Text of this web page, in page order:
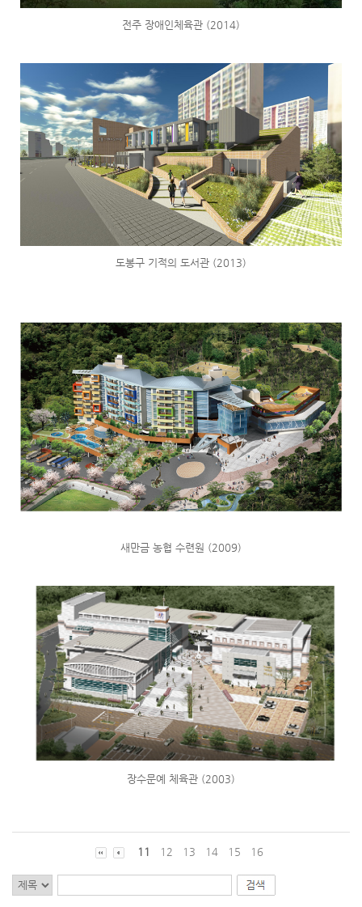
전주 장애인체육관 (2014)
도봉구 기적의 도서관 (2013)
새만금 농협 수련원 (2009)
장수문예 체육관 (2003)
11 12 13 14 15 16